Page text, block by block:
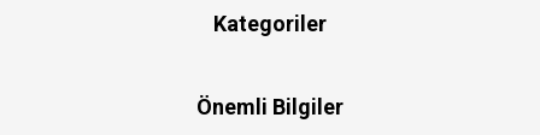
Kategoriler
Önemli Bilgiler